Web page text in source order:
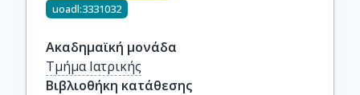
uoadl:3331032
Ακαδημαϊκή μονάδα
Τμήμα Ιατρικής
Βιβλιοθήκη κατάθεσης